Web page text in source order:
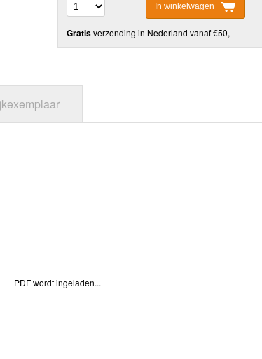
In winkelwagen
Gratisverzending in Nederland vanaf €50,-
PDF wordt ingeladen...